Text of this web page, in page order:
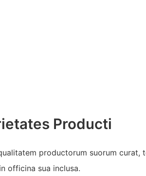
Producti
productorum suorum curat,
officina sua inclusa.